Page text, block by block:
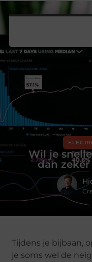
Wil je
dan
Tijdens je bijbaan,
je soms wel de